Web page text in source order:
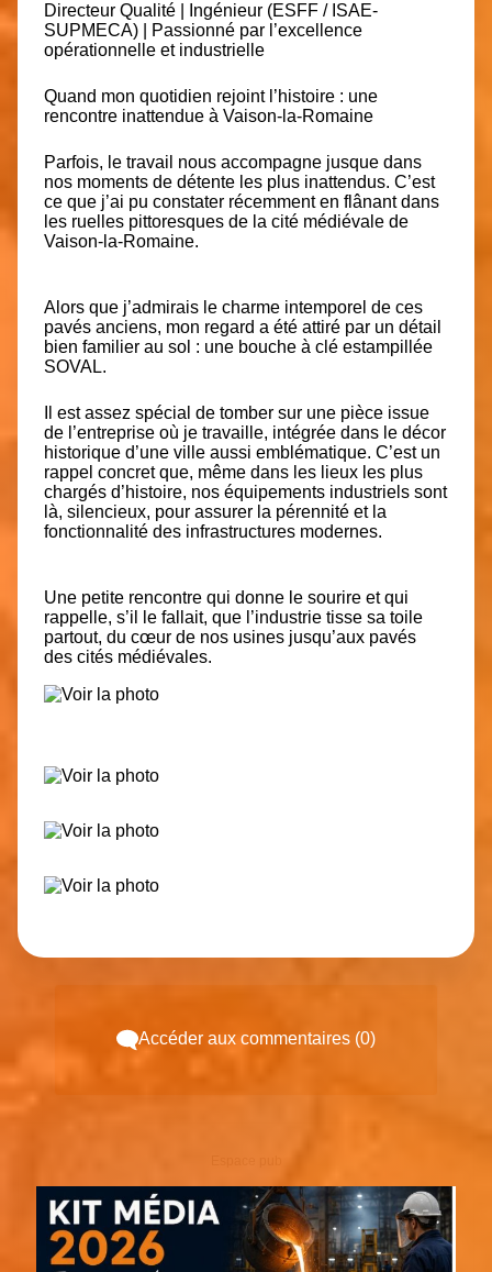
Directeur Qualité | Ingénieur (ESFF / ISAE-
SUPMECA) | Passionné par l’excellence
opérationnelle et industrielle
Quand mon quotidien rejoint l’histoire : une
rencontre inattendue à Vaison-la-Romaine
Parfois, le travail nous accompagne jusque dans
nos moments de détente les plus inattendus. C’est
ce que j’ai pu constater récemment en flânant dans
les ruelles pittoresques de la cité médiévale de
Vaison-la-Romaine.
Alors que j’admirais le charme intemporel de ces
pavés anciens, mon regard a été attiré par un détail
bien familier au sol : une bouche à clé estampillée
SOVAL.
Il est assez spécial de tomber sur une pièce issue
de l’entreprise où je travaille, intégrée dans le décor
historique d’une ville aussi emblématique. C’est un
rappel concret que, même dans les lieux les plus
chargés d’histoire, nos équipements industriels sont
là, silencieux, pour assurer la pérennité et la
fonctionnalité des infrastructures modernes.
Une petite rencontre qui donne le sourire et qui
rappelle, s’il le fallait, que l’industrie tisse sa toile
partout, du cœur de nos usines jusqu’aux pavés
des cités médiévales.
Accéder aux commentaires (0)